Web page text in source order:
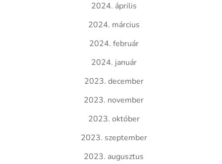
2024. április
2024. március
2024. február
2024. január
2023. december
2023. november
2023. október
2023. szeptember
2023. augusztus